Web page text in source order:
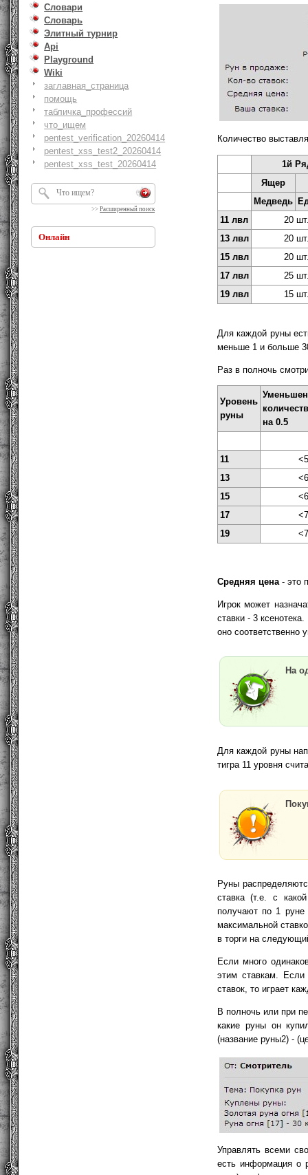
Словари
Словарь
Элитный турнир
Api
Playground
Wiki
заглавная_страница
помощь
табличка_профессий
что_ищем
pentest_verification_20260414
pentest_xss_test2_20260414
pentest_xss_test_20260414
>> Расширенный поиск
Онлайн
Количество
1й
Ящер
Медведь
11 лвл
20
13 лвл
20
15 лвл
20
17 лвл
25
19 лвл
15
Для каждой руны
меньше 1 и больше
Раз в полночь
Уровень
руны
на 0.5
11
<5
13
<6
15
<6
17
<7
19
<7
Cредняя цена- это
Игрок может
ставки - 3
оно соответственно
На
Для каждой руны
тигра 11 уровня
Руны
ставка (т.е. с
получают по 1 руне
максимальной
в торги на
Если много
этим ставкам.
ставок, то играет
В полночь или при
какие руны он
(название руны2) -
Управлять всеми
есть информация о